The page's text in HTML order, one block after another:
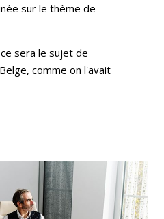
sur le thème de
sera le sujet de
, comme on l'avait